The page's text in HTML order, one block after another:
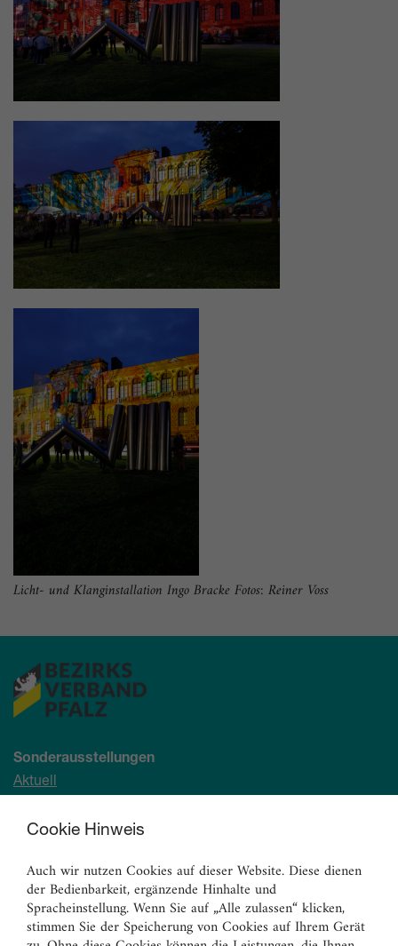
Licht- und Klanginstallation Ingo Bracke Fotos: Reiner Voss
Sonderausstellungen
Aktuell
Archiv
Ständige Sammlung
Malerei
Skulpturen
Cookie Hinweis
Auch wir nutzen Cookies auf dieser Website. Diese dienen
der Bedienbarkeit, ergänzende Hinhalte und
Spracheinstellung. Wenn Sie auf „Alle zulassen“ klicken,
stimmen Sie der Speicherung von Cookies auf Ihrem Gerät